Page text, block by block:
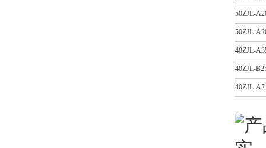
50ZJL-
50ZJL-
40ZJL-
40ZJL-
40ZJL-